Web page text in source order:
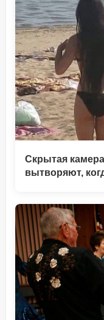
Скрытая
вытворяют,